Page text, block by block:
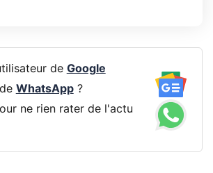
de Google
WhatsApp?
ne rien rater de l'actu